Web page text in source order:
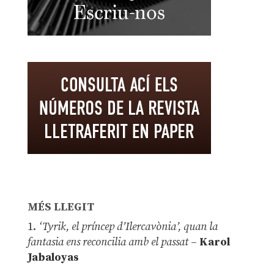
MÉS LLEGIT
1. ‘Tyrik, el príncep d’Ilercavònia’, quan la
fantasia ens reconcilia amb el passat– Karol
Jabaloyas